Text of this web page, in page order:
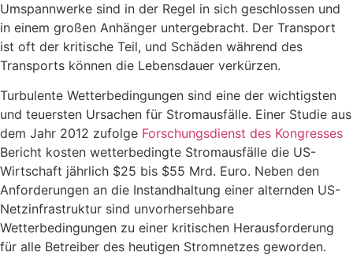
Umspannwerke sind in der Regel in sich geschlossen und
in einem großen Anhänger untergebracht. Der Transport
ist oft der kritische Teil, und Schäden während des
Transports können die Lebensdauer verkürzen.
Turbulente Wetterbedingungen sind eine der wichtigsten
und teuersten Ursachen für Stromausfälle. Einer Studie aus
dem Jahr 2012 zufolge Forschungsdienst des Kongresses
Bericht kosten wetterbedingte Stromausfälle die US-
Wirtschaft jährlich $25 bis $55 Mrd. Euro. Neben den
Anforderungen an die Instandhaltung einer alternden US-
Netzinfrastruktur sind unvorhersehbare
Wetterbedingungen zu einer kritischen Herausforderung
für alle Betreiber des heutigen Stromnetzes geworden.